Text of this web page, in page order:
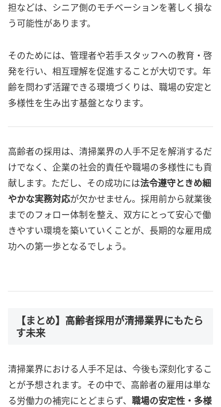
担などは、シニア側のモチベーションを著しく損な
う可能性があります。
そのためには、管理者や若手スタッフへの教育・啓
発を行い、相互理解を促進することが大切です。年
齢を問わず活躍できる環境づくりは、職場の安定と
多様性を生み出す基盤となります。
高齢者の採用は、清掃業界の人手不足を解消するだ
けでなく、企業の社会的責任や職場の多様性にも貢
献します。ただし、その成功には法令遵守ときめ細
やかな実務対応が欠かせません。採用前から就業後
までのフォロー体制を整え、双方にとって安心で働
きやすい環境を築いていくことが、長期的な雇用成
功への第一歩となるでしょう。
【まとめ】高齢者採用が清掃業界にもたら
す未来
清掃業界における人手不足は、今後も深刻化するこ
とが予想されます。その中で、高齢者の雇用は単な
る労働力の補完にとどまらず、 職場の安定性・多様